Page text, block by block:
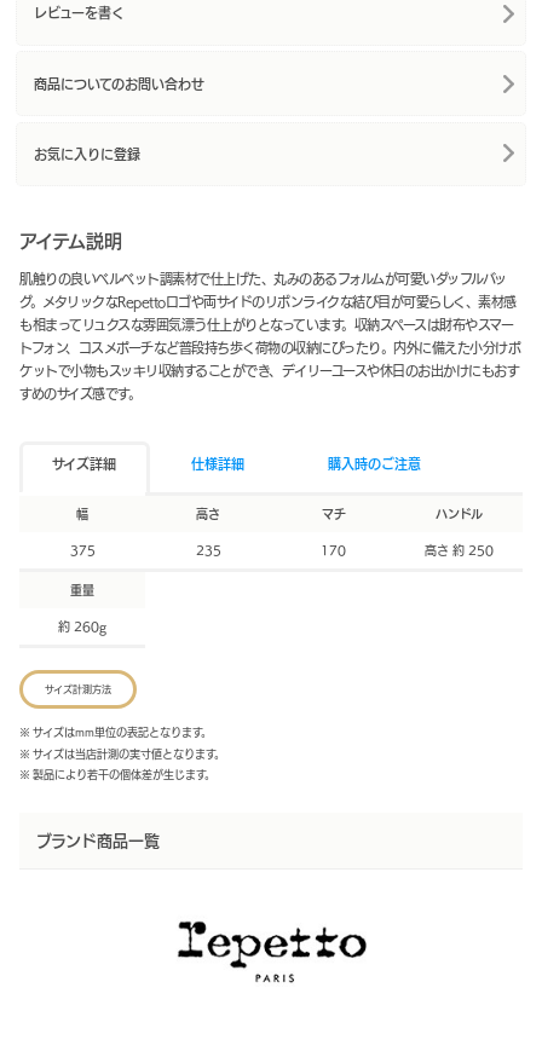
レビューを書く
商品についてのお問い合わせ
お気に入りに登録
アイテム説明
肌触りの良いベルベット調素材で仕上げた、丸みのあるフォルムが可愛いダッフルバッ
グ。メタリックなRepettoロゴや両サイドのリボンライクな結び目が可愛らしく、素材感
も相まってリュクスな雰囲気漂う仕上がりとなっています。収納スペースは財布やスマー
トフォン、コスメポーチなど普段持ち歩く荷物の収納にぴったり。内外に備えた小分けポ
ケットで小物もスッキリ収納することができ、デイリーユースや休日のお出かけにもおす
すめのサイズ感です。
サイズ詳細 仕様詳細 購入時のご注意
幅
375
高さ
235
マチ
170
ハンドル
高さ 約 250
重量
約 260g
サイズ計測方法
※ サイズはmm単位の表記となります。
※ サイズは当店計測の実寸値となります。
※ 製品により若干の個体差が生じます。
ブランド商品一覧